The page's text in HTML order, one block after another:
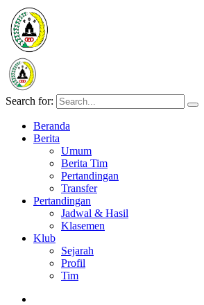
Search for:
Beranda
Berita
Umum
Berita Tim
Pertandingan
Transfer
Pertandingan
Jadwal & Hasil
Klasemen
Klub
Sejarah
Profil
Tim